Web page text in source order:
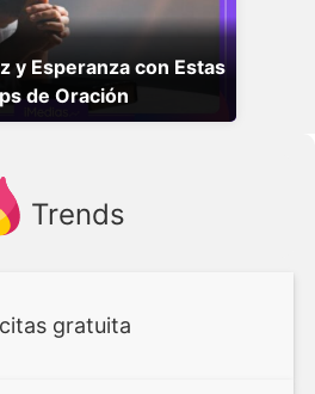
y Esperanza con Estas
de Oración
Trends
gratuita